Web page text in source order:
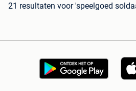
21 resultaten voor 'speelgoed